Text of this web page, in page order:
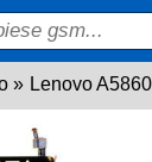
Lenovo A5860